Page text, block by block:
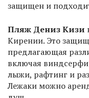
защищен и
Пляж Дениз Кизи
Кирении. Это
предлагающая
включая
лыжи, рафтинг и
Лежаки можно